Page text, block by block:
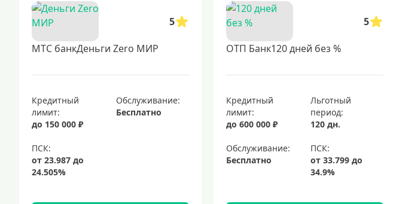
5
МТС банкДеньги Zero МИР
Кредитный
лимит:
до 150 000 ₽
Обслуживание:
Бесплатно
5
ОТП Банк120 дней без %
Кредитный
лимит:
до 600 000 ₽
Льготный
период:
120 дн.
Обслуживание:
Бесплатно